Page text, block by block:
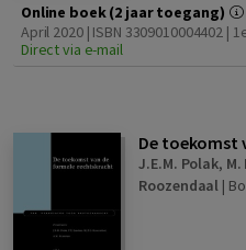
Online boek (2 jaar toegang)
April 2020 | ISBN 3309010004402 |
Direct via e-mail
De toekomst
J.E.M. Polak, M.
Roozendaal |